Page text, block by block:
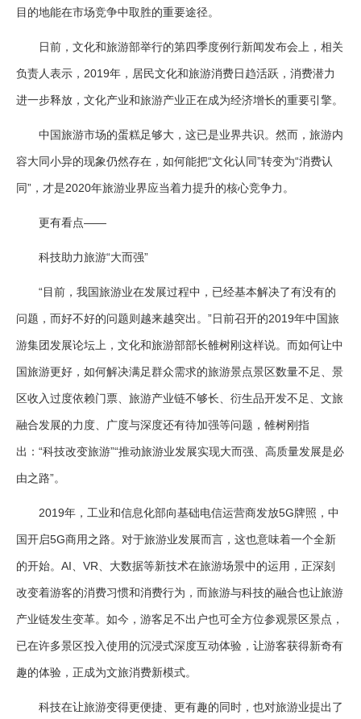
目的地能在市场竞争中取胜的重要途径。
日前，文化和旅游部举行的第四季度例行新闻发布会上，相关
负责人表示，2019年，居民文化和旅游消费日趋活跃，消费潜力
进一步释放，文化产业和旅游产业正在成为经济增长的重要引擎。
中国旅游市场的蛋糕足够大，这已是业界共识。然而，旅游内
容大同小异的现象仍然存在，如何能把“文化认同”转变为“消费认
同”，才是2020年旅游业界应当着力提升的核心竞争力。
更有看点——
科技助力旅游“大而强”
“目前，我国旅游业在发展过程中，已经基本解决了有没有的
问题，而好不好的问题则越来越突出。”日前召开的2019年中国旅
游集团发展论坛上，文化和旅游部部长雒树刚这样说。而如何让中
国旅游更好，如何解决满足群众需求的旅游景点景区数量不足、景
区收入过度依赖门票、旅游产业链不够长、衍生品开发不足、文旅
融合发展的力度、广度与深度还有待加强等问题，雒树刚指
出：“科技改变旅游”“推动旅游业发展实现大而强、高质量发展是必
由之路”。
2019年，工业和信息化部向基础电信运营商发放5G牌照，中
国开启5G商用之路。对于旅游业发展而言，这也意味着一个全新
的开始。AI、VR、大数据等新技术在旅游场景中的运用，正深刻
改变着游客的消费习惯和消费行为，而旅游与科技的融合也让旅游
产业链发生变革。如今，游客足不出户也可全方位参观景区景点，
已在许多景区投入使用的沉浸式深度互动体验，让游客获得新奇有
趣的体验，正成为文旅消费新模式。
科技在让旅游变得更便捷、更有趣的同时，也对旅游业提出了